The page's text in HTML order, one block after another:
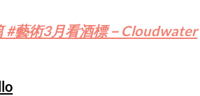
#藝術3月看酒標－Cloudwater